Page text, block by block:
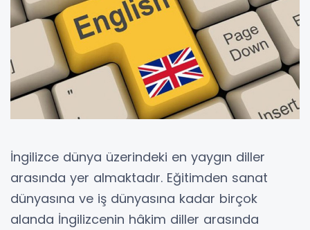
İngilizce dünya üzerindeki en yaygın diller
arasında yer almaktadır. Eğitimden sanat
dünyasına ve iş dünyasına kadar birçok
alanda İngilizcenin hâkim diller arasında